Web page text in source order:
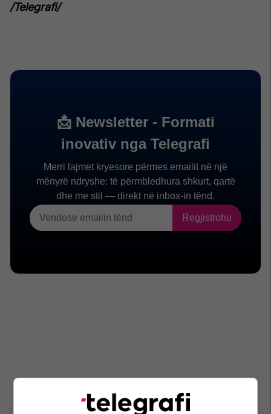
/Telegrafi/